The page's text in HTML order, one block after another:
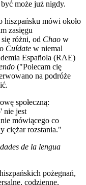
może już nigdy.
hiszpańsku mówi około
zasięgu
różni, od Chao w
Cuídate w niemal
Española (RAE)
("Polecam cię
na podróże
społeczną:
nie jest
mówiącego co
ciężar rozstania."
de la lengua
pożegnań,
codzienne,